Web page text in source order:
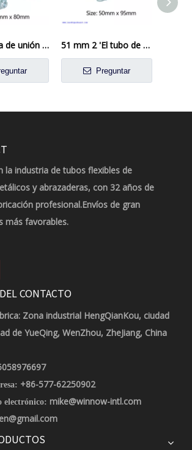
Abrazadera de unión de manguito de conector de tubo de escape de 2 '50mm x 80mm 51 mm 2 'El tubo de escape conector de la manga del tubo del tubo de abrazadera doble
Preguntar
la industria de tubos flexibles de
y abrazaderas, con 32 años de
profesional.Envíos de gran
más favorables.
CONTACTO
Zona industrial HengQianKou, ciudad
de YueQing, WenZhou, ZheJiang, China
+86-577-62250902
electrónico: mike@winnow-intl.com